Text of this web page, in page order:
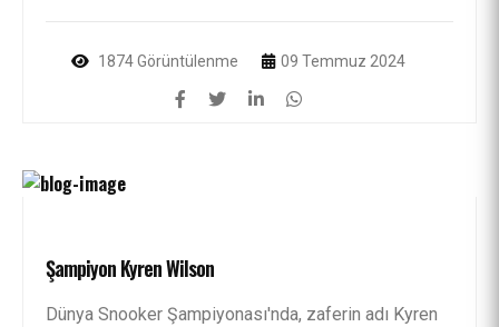
1874 Görüntülenme 09 Temmuz 2024
Şampiyon Kyren Wilson
Dünya Snooker Şampiyonası'nda, zaferin adı Kyren